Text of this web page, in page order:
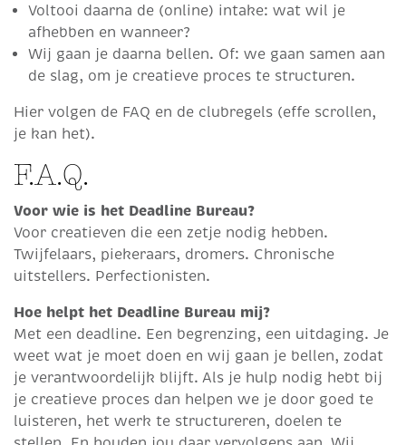
Voltooi daarna de (online) intake: wat wil je
afhebben en wanneer?
Wij gaan je daarna bellen. Of: we gaan samen aan
de slag, om je creatieve proces te structuren.
Hier volgen de FAQ en de clubregels (effe scrollen,
je kan het).
F.A.Q.
Voor wie is het Deadline Bureau?
Voor creatieven die een zetje nodig hebben.
Twijfelaars, piekeraars, dromers. Chronische
uitstellers. Perfectionisten.
Hoe helpt het Deadline Bureau mij?
Met een deadline. Een begrenzing, een uitdaging. Je
weet wat je moet doen en wij gaan je bellen, zodat
je verantwoordelijk blijft. Als je hulp nodig hebt bij
je creatieve proces dan helpen we je door goed te
luisteren, het werk te structureren, doelen te